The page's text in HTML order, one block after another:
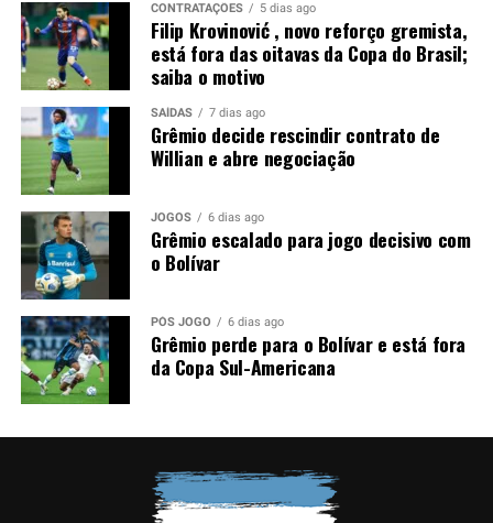
CONTRATAÇÕES 5 dias ago
Filip Krovinović , novo reforço gremista,
está fora das oitavas da Copa do Brasil;
saiba o motivo
SAÍDAS 7 dias ago
Grêmio decide rescindir contrato de
Willian e abre negociação
JOGOS 6 dias ago
Grêmio escalado para jogo decisivo com
o Bolívar
PÓS JOGO 6 dias ago
Grêmio perde para o Bolívar e está fora
da Copa Sul-Americana